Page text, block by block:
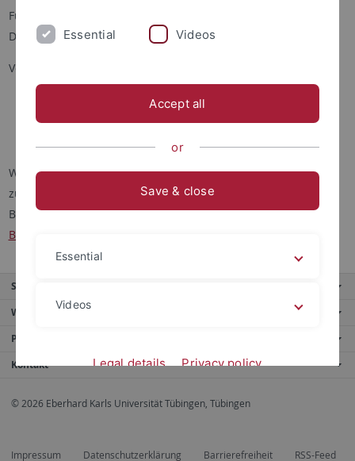
Für Doktoranden stellen wir eine begrenzte Zahl von
Dauerarbeitsplätzen zur Verfügung.
Voraussetzungen dafür sind:
Sie promovieren bei einer Tübinger Professorin oder
einem Tübinger Professor und
Sie sind zur Zeit nicht an einem Lehrstuhl angestellt
Wir prüfen gerne, ob wir Ihnen aktuell einen geeigneten Platz
zur Verfügung stellen können.
Bei Interesse wenden Sie sich bitte an die
Bibliotheksverwaltung, Frau Ebinger
Service
Weitere Angebote
Portale
Kontakt
© 2026 Eberhard Karls Universität Tübingen, Tübingen
Impressum Datenschutzerklärung Barrierefreiheit RSS-Feed
Essential Videos
Accept all
or
Save & close
Essential
Videos
Legal details Privacy policy